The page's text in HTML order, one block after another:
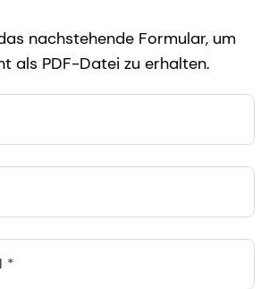
nachstehende Formular, um
als PDF-Datei zu erhalten.